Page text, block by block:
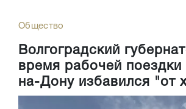
Общество
Волгоградский
время рабочей
на-Дону избавился "от